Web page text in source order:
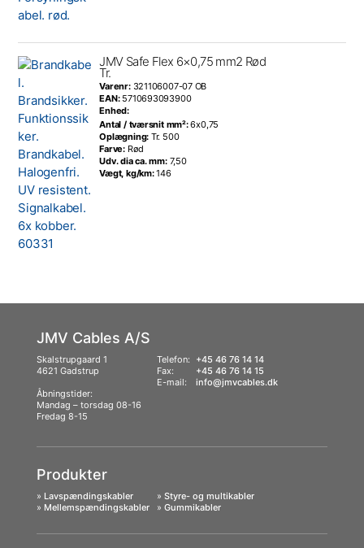
JMV Safe Flex 6×0,75 mm2 Rød
Tr.
Varenr: 321106007-07 OB
EAN: 5710693093900
Enhed:
Antal / tværsnit mm²:6x0,75
Oplægning: Tr. 500
Farve: Rød
Udv. dia ca. mm: 7,50
Vægt, kg/km:146
JMV Cables A/S
Skalstrupgaard 1
4621 Gadstrup
Telefon:
Fax:
E-mail:
+45 46 76 14 14
+45 46 76 14 15
info@jmvcables.dk
Åbningstider:
Mandag – torsdag 08-16
Fredag 8-15
Produkter
» Lavspændingskabler
» Mellemspændingskabler
» Styre- og multikabler
» Gummikabler